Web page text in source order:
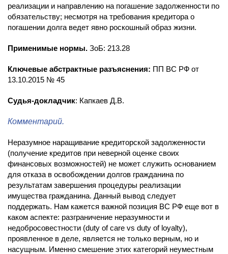
реализации и направлению на погашение задолженности по
обязательству; несмотря на требования кредитора о
погашении долга ведет явно роскошный образ жизни.
Применимые нормы. ЗоБ: 213.28
Ключевые абстрактные разъяснения: ПП ВС РФ от
13.10.2015 № 45
Судья-докладчик: Капкаев Д.В.
Комментарий.
Неразумное наращивание кредиторской задолженности
(получение кредитов при неверной оценке своих
финансовых возможностей) не может служить основанием
для отказа в освобождении долгов гражданина по
результатам завершения процедуры реализации
имущества гражданина. Данный вывод следует
поддержать. Нам кажется важной позиция ВС РФ еще вот в
каком аспекте: разграничение неразумности и
недобросовестности (duty of care vs duty of loyalty),
проявленное в деле, является не только верным, но и
насущным. Именно смешение этих категорий неуместным